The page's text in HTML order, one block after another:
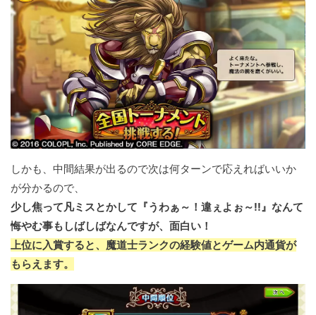
しかも、中間結果が出るので次は何ターンで応えればいいか
が分かるので、
少し焦って凡ミスとかして『うわぁ～！違ぇよぉ～!!』なんて
悔やむ事もしばしばなんですが、面白い！
上位に入賞すると、魔道士ランクの経験値とゲーム内通貨が
もらえます。